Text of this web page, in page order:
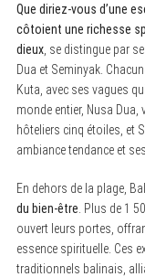
Que diriez-vous d’une
côtoient une richesse
dieux, se distingue par
Dua et Seminyak.
Kuta, avec ses vagues
monde entier, Nusa Dua,
hôteliers cinq étoiles, et
ambiance tendance et
En dehors de la plage,
du bien-être . Plus de 1
ouvert leurs portes,
essence spirituelle. Ces
traditionnels balinais,